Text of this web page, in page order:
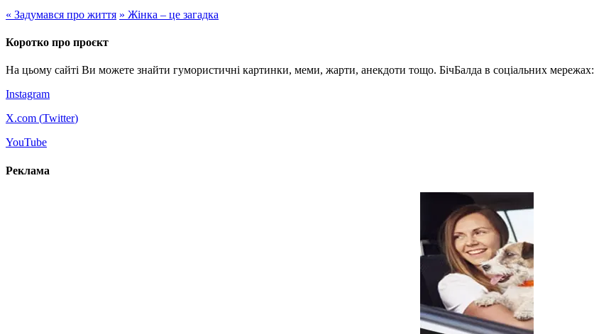
« Задумався про життя » Жінка – це загадка
Коротко про проєкт
На цьому сайті Ви можете знайти гумористичні картинки, меми, жарти, анекдоти тощо. БічБалда в соціальних мережах:
Instagram
X.com (Twitter)
YouTube
Реклама